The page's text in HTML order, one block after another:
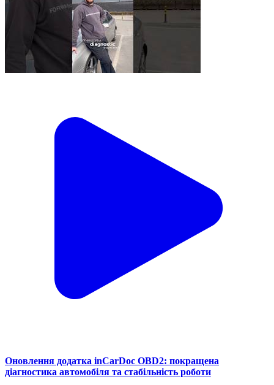
Оновлення додатка inCarDoc OBD2: покращена
діагностика автомобіля та стабільність роботи